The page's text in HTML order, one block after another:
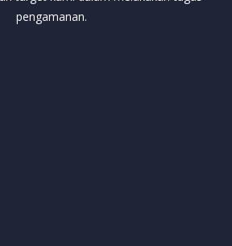
pengamanan.